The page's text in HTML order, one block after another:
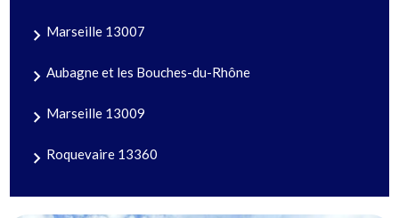
Marseille 13007
Aubagne et les Bouches-du-Rhône
Marseille 13009
Roquevaire 13360